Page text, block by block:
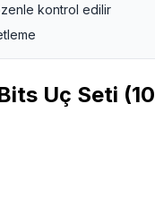
kontrol edilir
Uç Seti